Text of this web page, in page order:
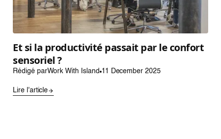
Et si la productivité passait par le confort
sensoriel ?
Rédigé parWork With Island 11 December 2025
Lire l'article